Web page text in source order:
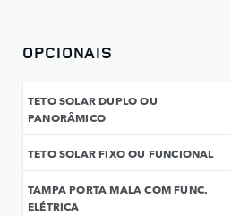
OPCIONAIS
TETO SOLAR DUPLO OU
PANORÂMICO
TETO SOLAR FIXO OU FUNCIONAL
TAMPA PORTA MALA COM FUNC.
ELÉTRICA